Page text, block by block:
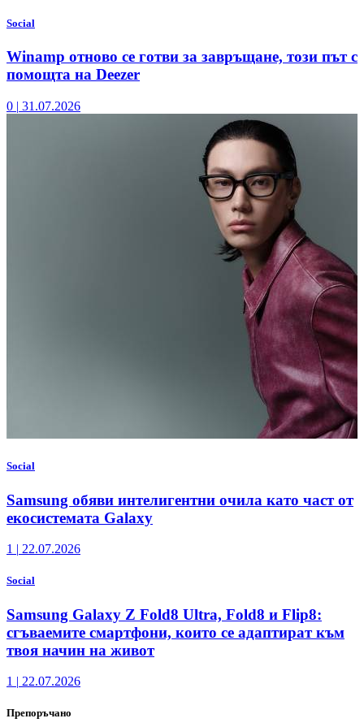
Social
Winamp отново се готви за завръщане, този път с
помощта на Deezer
0 | 31.07.2026
Social
Samsung обяви интелигентни очила като част от
екосистемата Galaxy
1 | 22.07.2026
Social
Samsung Galaxy Z Fold8 Ultra, Fold8 и Flip8:
сгъваемите смартфони, които се адаптират към
твоя начин на живот
1 | 22.07.2026
Препоръчано